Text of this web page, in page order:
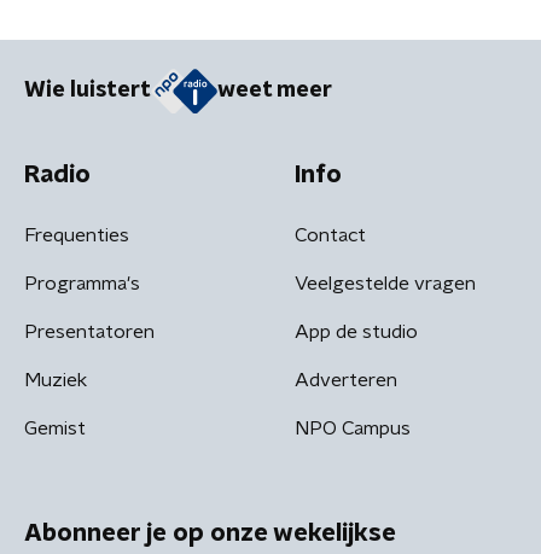
Wie luistert weet meer
Radio
Frequenties
Programma's
Presentatoren
Muziek
Gemist
Info
Contact
Veelgestelde vragen
App de studio
Adverteren
NPO Campus
Abonneer je op onze wekelijkse